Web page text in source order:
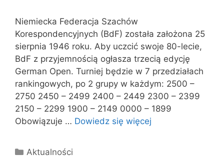
Niemiecka Federacja Szachów
Korespondencyjnych (BdF) została założona 25
sierpnia 1946 roku. Aby uczcić swoje 80-lecie,
BdF z przyjemnością ogłasza trzecią edycję
German Open. Turniej będzie w 7 przedziałach
rankingowych, po 2 grupy w każdym: 2500 –
2750 2450 – 2499 2400 – 2449 2300 – 2399
2150 – 2299 1900 – 2149 0000 – 1899
Obowiązuje … Dowiedz się więcej
Kategorie
Aktualności